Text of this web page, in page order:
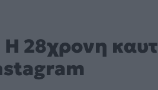
28χρονη